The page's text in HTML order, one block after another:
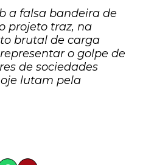
a falsa bandeira de
projeto traz, na
brutal de carga
o golpe de
de sociedades
lutam pela